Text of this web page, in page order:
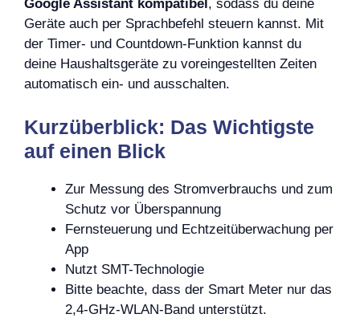
Google Assistant kompatibel , sodass du deine
Geräte auch per Sprachbefehl steuern kannst. Mit
der Timer- und Countdown-Funktion kannst du
deine Haushaltsgeräte zu voreingestellten Zeiten
automatisch ein- und ausschalten.
Kurzüberblick: Das Wichtigste
auf einen Blick
Zur Messung des Stromverbrauchs und zum
Schutz vor Überspannung
Fernsteuerung und Echtzeitüberwachung per
App
Nutzt SMT-Technologie
Bitte beachte, dass der Smart Meter nur das
2,4-GHz-WLAN-Band unterstützt.